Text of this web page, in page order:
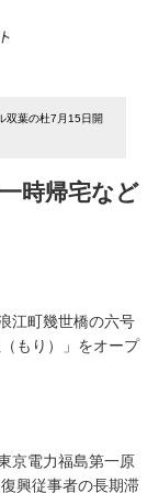
双葉の杜7月15日開
時帰宅など
江町幾世橋の六号
もり）」をオープ
京電力福島第一原
興従事者の長期滞